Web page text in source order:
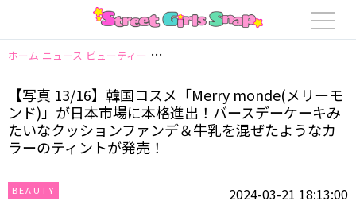
ホーム ニュース ビューティー 【写真 13/16】韓国コスメ「Merry monde(
【写真 13/16】韓国コスメ「Merry monde(メリーモ
ンド)」が日本市場に本格進出！バースデーケーキみ
たいなクッションファンデ＆牛乳を混ぜたようなカ
ラーのティントが発売！
BEAUTY 2024-03-21 18:13:00